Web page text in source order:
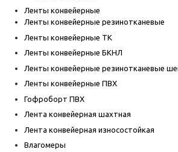
Ленты конвейерные
Ленты конвейерные резинотканевые
Ленты конвейерные ТК
Ленты конвейерные БКНЛ
Ленты конвейерные резинотканевые
Ленты конвейерные ПВХ
Гофроборт ПВХ
Лента конвейерная шахтная
Лента конвейерная износостойкая
Влагомеры